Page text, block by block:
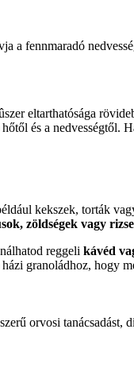
a fennmaradó
eltarthatósága
és a
kekszek, torták
zöldségek vagy
reggeli kávéd
granoládhoz, hogy
orvosi tanácsadást,